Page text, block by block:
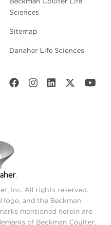
Sciences
Sitemap
Danaher Life Sciences
Inc. All rights reserved.
logo, and the Beckman
mentioned herein are
of Beckman Coulter,